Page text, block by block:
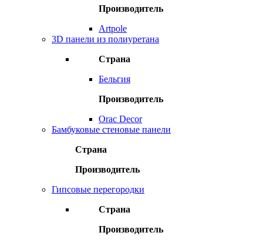
Производитель
Artpole
3D панели из полиуретана
Страна
Бельгия
Производитель
Orac Decor
Бамбуковые стеновые панели
Страна
Производитель
Гипсовые перегородки
Страна
Производитель